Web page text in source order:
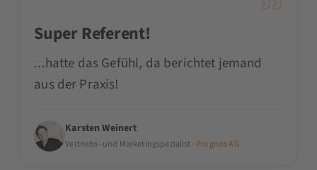
Super Referent!
...hatte das Gefühl, da berichtet jemand
aus der Praxis!
Karsten Weinert
Vertriebs- und Marketingspezialist · Prognos AG